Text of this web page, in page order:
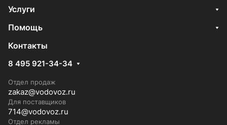
Услуги
Помощь
Контакты
8 495 921-34-34
Отдел продаж
zakaz@vodovoz.ru
Для поставщиков
714@vodovoz.ru
Отдел рекламы